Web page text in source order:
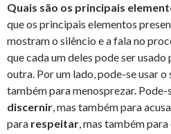
Quais são os principais
que os principais elementos
mostram o silêncio e a fala no
que cada um deles pode ser
outra. Por um lado, pode-se usar o
também para menosprezar. Pode-
discernir, mas também para
para respeitar, mas também